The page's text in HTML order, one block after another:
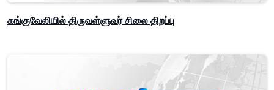
கங்குவேலியில் திருவள்ளுவர் சிலை திறப்பு